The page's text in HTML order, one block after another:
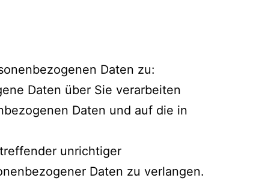
Daten zu:
Daten über Sie verarbeiten
Daten und auf die in
unrichtiger
Daten zu verlangen.